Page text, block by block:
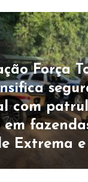
Força
com
em
Extrema